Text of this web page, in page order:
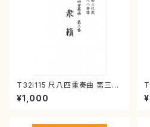
T32i115 尺八四重奏曲 第三番
衆籟（尺八/初代 山本邦山/尺
八/都山式譜）都山流公刊楽譜曲
¥1,000